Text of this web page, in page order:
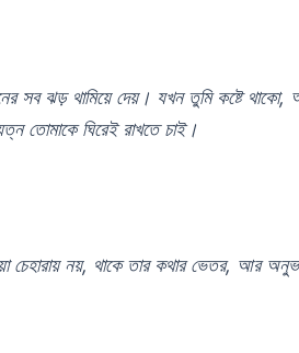
সব ঝড় থামিয়ে দেয়। যখন তুমি কষ্টে থাকো,
তোমাকে ঘিরেই রাখতে চাই।
চেহারায় নয়, থাকে তার কথার ভেতর, আর